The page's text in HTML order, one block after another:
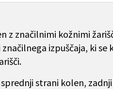
z značilnimi kožnimi
izpuščaja, ki se
strani kolen,